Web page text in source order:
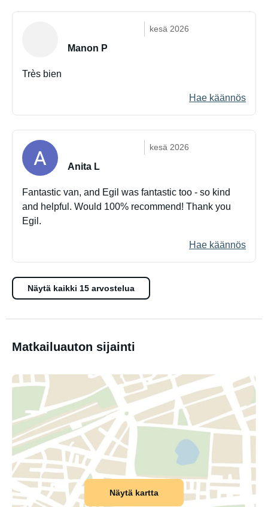
kesä 2026
Manon P
Très bien
Hae käännös
kesä 2026
Anita L
Fantastic van, and Egil was fantastic too - so kind
and helpful. Would 100% recommend! Thank you
Egil.
Hae käännös
Näytä kaikki 15 arvostelua
Matkailuauton sijainti
Näytä kartta